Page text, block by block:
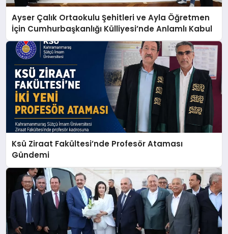
Ayser Çalık Ortaokulu Şehitleri ve Ayla Öğretmen
İçin Cumhurbaşkanlığı Külliyesi’nde Anlamlı Kabul
Ksü Ziraat Fakültesi’nde Profesör Ataması
Gündemi